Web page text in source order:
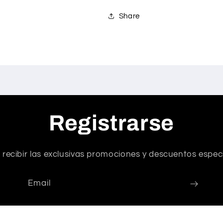
Share
Registrarse
recibir las exclusivas promociones y descuentos
Email